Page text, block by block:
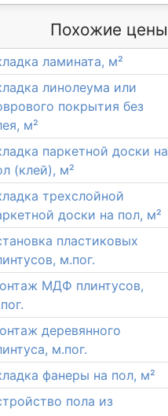
Похожие цены
ламината, м²
линолеума или
покрытия без
м²
паркетной доски на
(клей), м²
трехслойной
доски на пол, м²
пластиковых
м.пог.
МДФ плинтусов,
деревянного
м.пог.
фанеры на пол, м²
пола из